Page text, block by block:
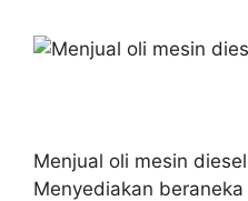
Menjual oli mesin
Menyediakan